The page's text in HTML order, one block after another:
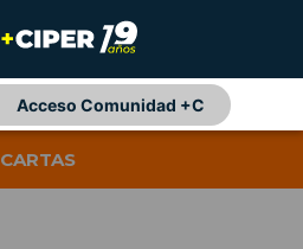
Acceso Comunidad +C
CARTAS